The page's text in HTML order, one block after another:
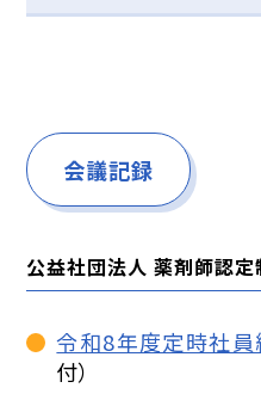
会議記録
公益社団法人 薬剤師認
令和8年度定時社員
付）